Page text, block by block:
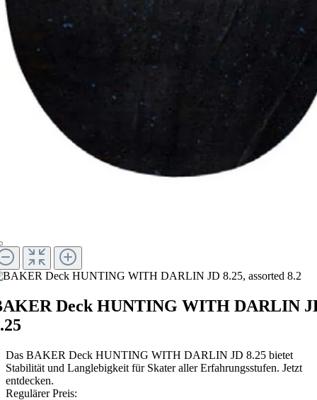
Deck HUNTING WITH DARLIN
Das BAKER Deck HUNTING WITH DARLIN JD 8.25 bietet
Stabilität und Langlebigkeit für Skater aller Erfahrungsstufen. Jetzt
entdecken.
Regulärer Preis: